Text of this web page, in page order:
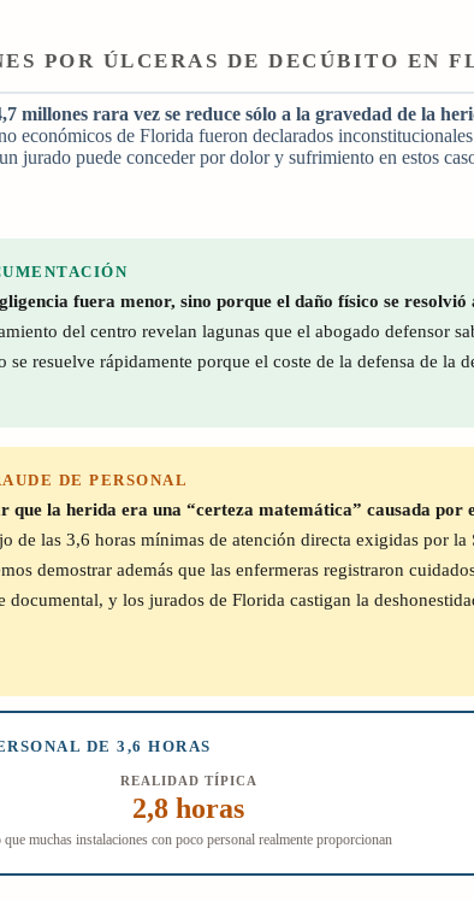
POR ÚLCERAS DE DECÚBITO EN
rara vez se reduce sólo a la gravedad de la
económicos de Florida fueron declarados
jurado puede conceder por dolor y sufrimiento en estos
fuera menor, sino porque el daño físico se
del centro revelan lagunas que el abogado defensor
resuelve rápidamente porque el coste de la defensa de la
DE PERSONAL
la herida era una “certeza matemática” causada por
las 3,6 horas mínimas de atención directa exigidas por
demostrar además que las enfermeras registraron
y los jurados de Florida castigan la
DE 3,6 HORAS
REALIDAD TÍPICA
2,8 horas
que muchas instalaciones con poco personal realmente proporcionan